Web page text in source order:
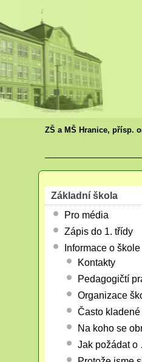
ZŠ a MŠ Hranice, přísp.
Základní škola
Pro média
Zápis do 1. třídy
Informace o škole
Kontakty
Pedagogičtí
Organizace
Často kladené
Na koho se
Jak požádat o